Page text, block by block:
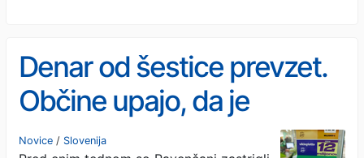
Denar od šestice prevzet.
Občine upajo, da je
srečnež njihov
Novice / Slovenija